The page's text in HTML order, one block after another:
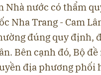
Nhà nước có thẩm
Nha Trang - Cam
đúng quy định,
Bên cạnh đó, Bộ
địa phương phối